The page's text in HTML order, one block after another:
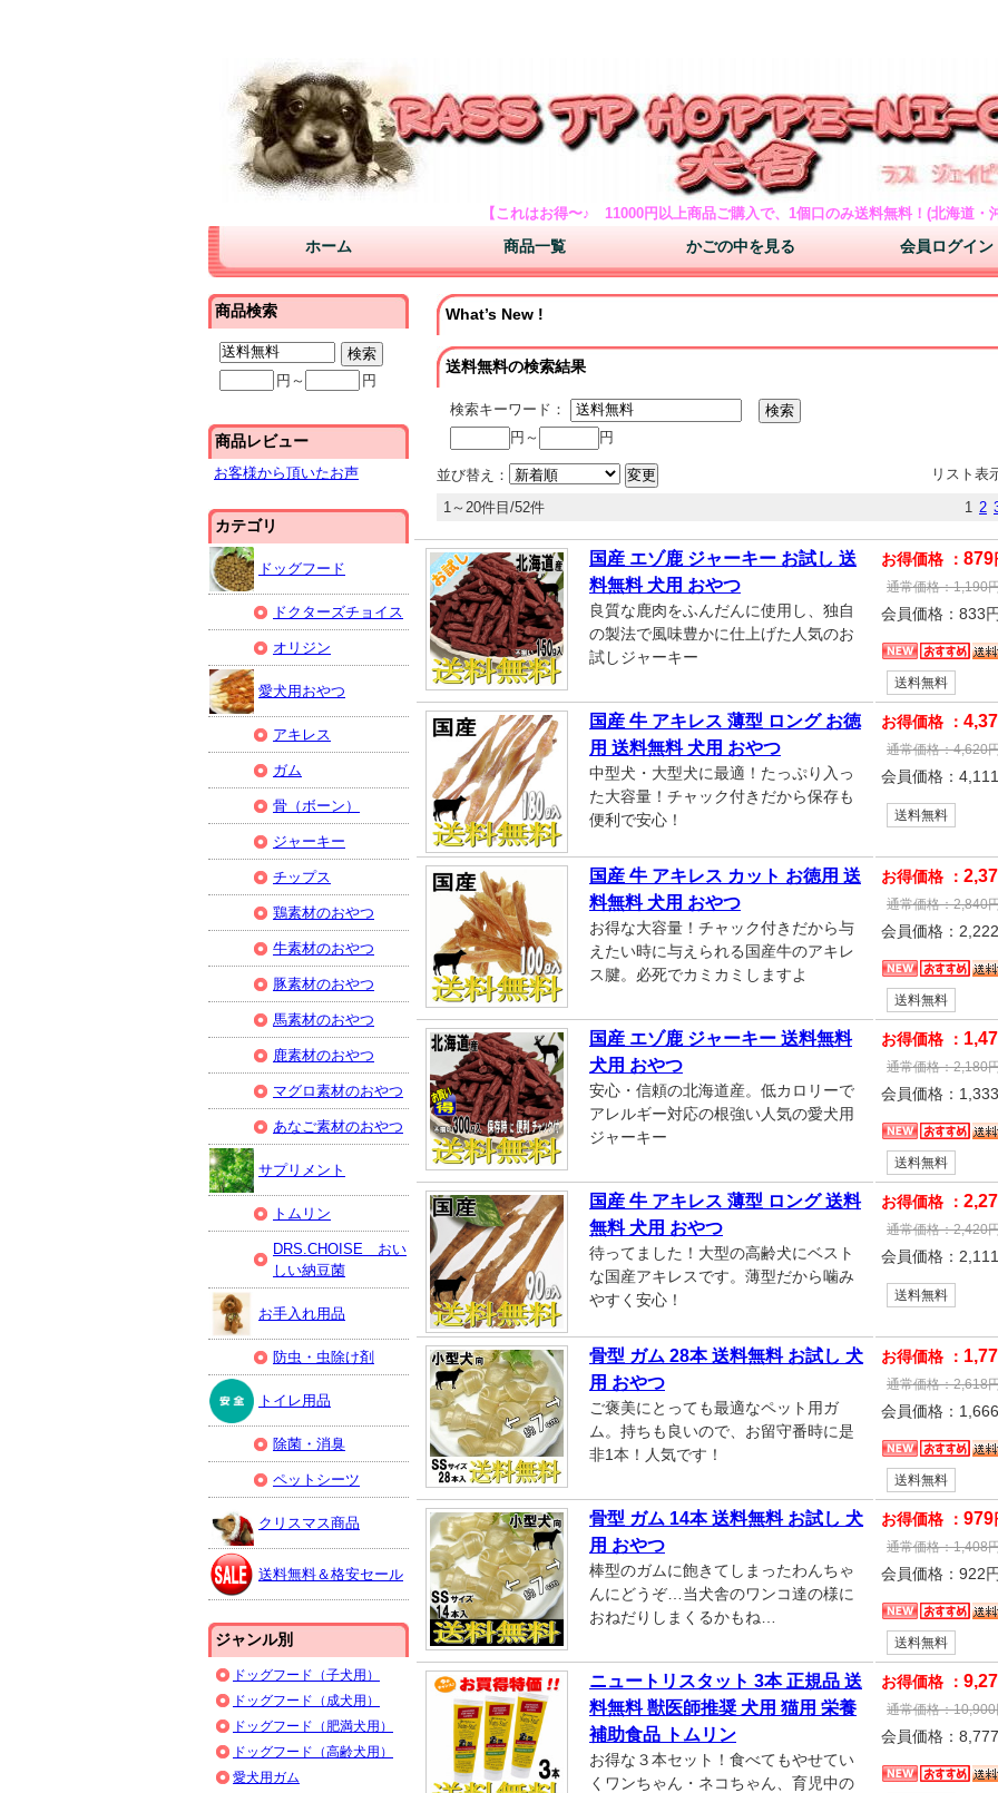
【これはお得〜♪ 11000円以上商品ご購入で、1個口のみ送料無料！(北海道・
ホーム 商品一覧 かごの中を見る 会員ログイン
What’s New !
送料無料の検索結果
検索キーワード：
円～
円
リスト表
並び替え：
1 2
1～20件目/52件
国産 エゾ鹿 ジャーキー お試し 送
料無料 犬用 おやつ
良質な鹿肉をふんだんに使用し、独自
の製法で風味豊かに仕上げた人気のお
試しジャーキー
お得価格 ： 879
通常価格：1,190
会員価格： 833
送料無料
国産 牛 アキレス 薄型 ロング お徳
用 送料無料 犬用 おやつ
中型犬・大型犬に最適！たっぷり入っ
た大容量！チャック付きだから保存も
便利で安心！
お得価格 ：
通常価格：4,620
会員価格： 4,111
送料無料
国産 牛 アキレス カット お徳用 送
料無料 犬用 おやつ
お得な大容量！チャック付きだから与
えたい時に与えられる国産牛のアキレ
ス腱。必死でカミカミしますよ
お得価格 ：
通常価格：2,840
会員価格： 2,222
送料無料
国産 エゾ鹿 ジャーキー 送料無料
犬用 おやつ
安心・信頼の北海道産。低カロリーで
アレルギー対応の根強い人気の愛犬用
ジャーキー
お得価格 ：
通常価格：2,180
会員価格： 1,333
送料無料
国産 牛 アキレス 薄型 ロング 送料
無料 犬用 おやつ
待ってました！大型の高齢犬にベスト
な国産アキレスです。薄型だから噛み
やすく安心！
お得価格 ：
通常価格：2,420
会員価格： 2,111
送料無料
骨型 ガム 28本 送料無料 お試し 犬
用 おやつ
ご褒美にとっても最適なペット用ガ
ム。持ちも良いので、お留守番時に是
非1本！人気です！
お得価格 ：
通常価格：2,618
会員価格： 1,666
送料無料
骨型 ガム 14本 送料無料 お試し 犬
用 おやつ
棒型のガムに飽きてしまったわんちゃ
んにどうぞ…当犬舎のワンコ達の様に
おねだりしまくるかもね…
お得価格 ： 979
通常価格：1,408
会員価格： 922
送料無料
ニュートリスタット 3本 正規品 送
料無料 獣医師推奨 犬用 猫用 栄養
補助食品 トムリン
お得な３本セット！食べてもやせてい
くワンちゃん・ネコちゃん、育児中の
お得価格 ：
通常価格：10,900
会員価格： 8,777
商品検索
円～ 円
商品レビュー
お客様から頂いたお声
カテゴリ
ドッグフード
ドクターズチョイス
オリジン
愛犬用おやつ
アキレス
ガム
骨（ボーン）
ジャーキー
チップス
鶏素材のおやつ
牛素材のおやつ
豚素材のおやつ
馬素材のおやつ
鹿素材のおやつ
マグロ素材のおやつ
あなご素材のおやつ
サプリメント
トムリン
DRS.CHOISE おい
しい納豆菌
お手入れ用品
防虫・虫除け剤
トイレ用品
除菌・消臭
ペットシーツ
クリスマス商品
送料無料＆格安セール
ジャンル別
ドッグフード（子犬用）
ドッグフード（成犬用）
ドッグフード（肥満犬用）
ドッグフード（高齢犬用）
愛犬用ガム